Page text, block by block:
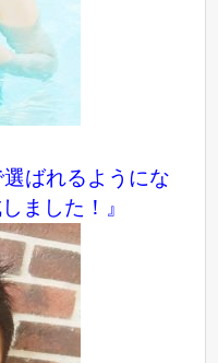
選ばれるようにな
ました！』